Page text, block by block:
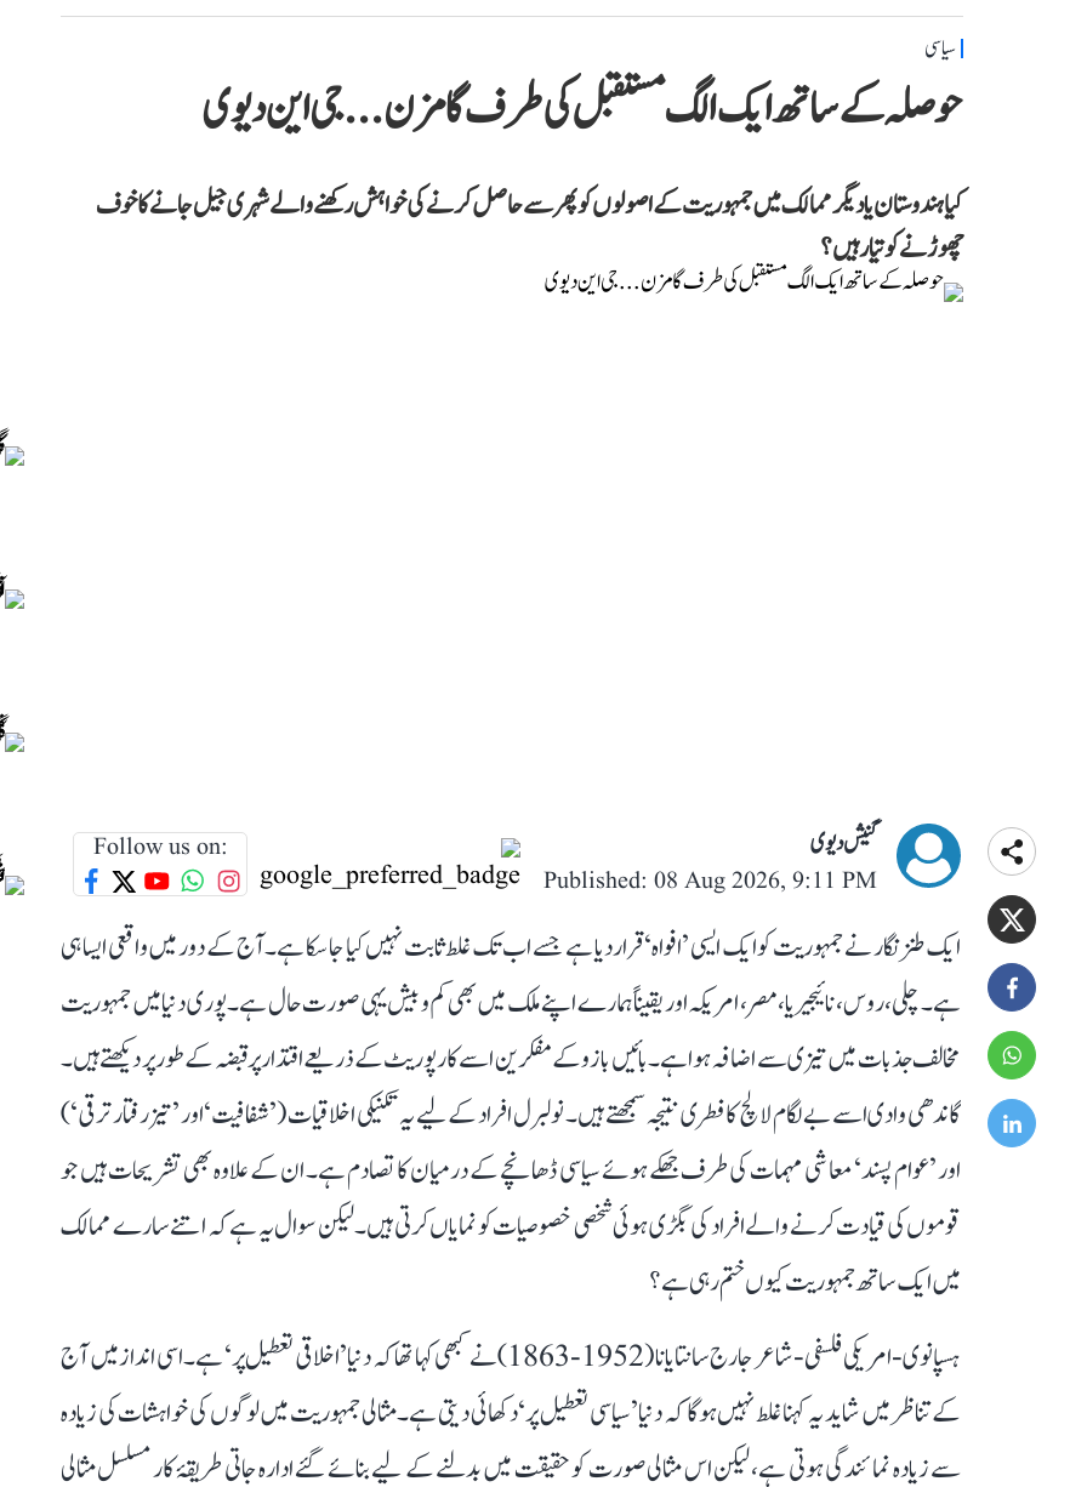
سیاسی
حوصلہ کے ساتھ ایک الگ مستقبل کی طرف گامزن... جی این دیوی
کیا ہندوستان یا دیگر ممالک میں جمہوریت کے اصولوں کو پھر سے حاصل کرنے کی خواہش رکھنے والے شہری جیل جانے کا خوف
چھوڑنے کو تیار ہیں؟
گنیش دیوی
Published: 08 Aug 2026, 9:11 PM
Follow us on:
ایک طنز نگار نے جمہوریت کو ایک ایسی ’افواہ‘ قرار دیا ہے جسے اب تک غلط ثابت نہیں کیا جا سکا ہے۔ آج کے دور میں واقعی ایسا ہی
ہے۔ چلی، روس، نائیجیریا، مصر، امریکہ اور یقیناً ہمارے اپنے ملک میں بھی کم و بیش یہی صورت حال ہے۔ پوری دنیا میں جمہوریت
مخالف جذبات میں تیزی سے اضافہ ہوا ہے۔ بائیں بازو کے مفکرین اسے کارپوریٹ کے ذریعے اقتدار پر قبضہ کے طور پر دیکھتے ہیں۔
گاندھی وادی اسے بے لگام لالچ کا فطری نتیجہ سمجھتے ہیں۔ نو لبرل افراد کے لیے یہ تکنیکی اخلاقیات (’شفافیت‘ اور ’تیز رفتار ترقی‘)
اور ’عوام پسند‘ معاشی مہمات کی طرف جھکے ہوئے سیاسی ڈھانچے کے درمیان کا تصادم ہے۔ ان کے علاوہ بھی تشریحات ہیں جو
قوموں کی قیادت کرنے والے افراد کی بگڑی ہوئی شخصی خصوصیات کو نمایاں کرتی ہیں۔ لیکن سوال یہ ہے کہ اتنے سارے ممالک
میں ایک ساتھ جمہوریت کیوں ختم رہی ہے؟
ہسپانوی-امریکی فلسفی-شاعر جارج سانتایانا (1952-1863) نے کبھی کہا تھا کہ دنیا ’اخلاقی تعطیل پر‘ ہے۔ اسی انداز میں آج
کے تناظر میں شاید یہ کہنا غلط نہیں ہوگا کہ دنیا ’سیاسی تعطیل پر‘ دکھائی دیتی ہے۔ مثالی جمہوریت میں لوگوں کی خواہشات کی زیادہ
سے زیادہ نمائندگی ہوتی ہے، لیکن اس مثالی صورت کو حقیقت میں بدلنے کے لیے بنائے گئے ادارہ جاتی طریقۂ کار مسلسل مثالی